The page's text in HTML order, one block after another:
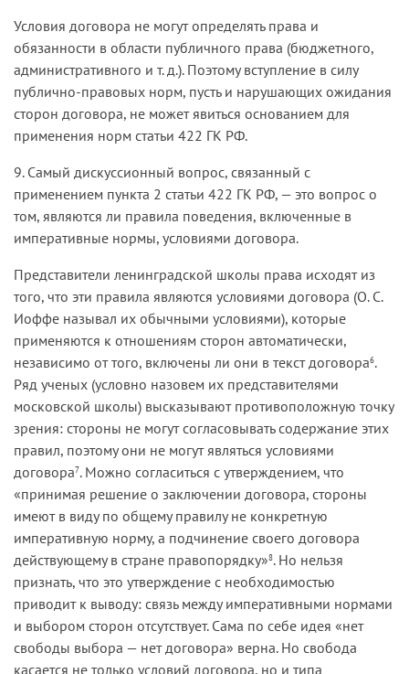
Условия договора не могут определять права и
обязанности в области публичного права (бюджетного,
административного и т. д.). Поэтому вступление в силу
публично-правовых норм, пусть и нарушающих ожидания
сторон договора, не может явиться основанием для
применения норм статьи 422 ГК РФ.
9. Самый дискуссионный вопрос, связанный с
применением пункта 2 статьи 422 ГК РФ, — это вопрос о
том, являются ли правила поведения, включенные в
императивные нормы, условиями договора.
Представители ленинградской школы права исходят из
того, что эти правила являются условиями договора (О. С.
Иоффе называл их обычными условиями), которые
применяются к отношениям сторон автоматически,
независимо от того, включены ли они в текст договора6.
Ряд ученых (условно назовем их представителями
московской школы) высказывают противоположную точку
зрения: стороны не могут согласовывать содержание этих
правил, поэтому они не могут являться условиями
договора7. Можно согласиться с утверждением, что
«принимая решение о заключении договора, стороны
имеют в виду по общему правилу не конкретную
императивную норму, а подчинение своего договора
действующему в стране правопорядку»8. Но нельзя
признать, что это утверждение с необходимостью
приводит к выводу: связь между императивными нормами
и выбором сторон отсутствует. Сама по себе идея «нет
свободы выбора — нет договора» верна. Но свобода
касается не только условий договора, но и типа